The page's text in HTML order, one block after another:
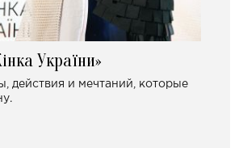
України»
действия и мечтаний, которые